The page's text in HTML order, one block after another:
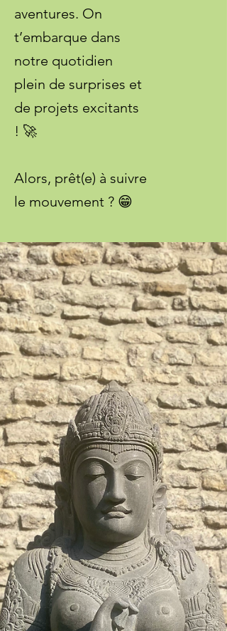
aventures. On
t’embarque dans
notre quotidien
plein de surprises et
de projets excitants
! 🚀
Alors, prêt(e) à suivre
le mouvement ? 😁